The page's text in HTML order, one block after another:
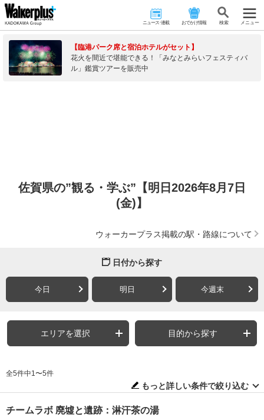
ニュース･連載 おでかけ情報 検 索 メニュー
【臨港パーク席と宿泊ホテルがセット】
花火を間近で堪能できる！「みなとみらいフェスティバ
ル」鑑賞ツアーを販売中
佐賀県の”観る・学ぶ”【明日2026年8月7日
(金)】
ウォーカープラス掲載の駅・路線について
日付から探す
今日 明日 今週末
エリアを選択 目的から探す
全5件中1〜5件
もっと詳しい条件で絞り込む
チームラボ 廃墟と遺跡：淋汗茶の湯